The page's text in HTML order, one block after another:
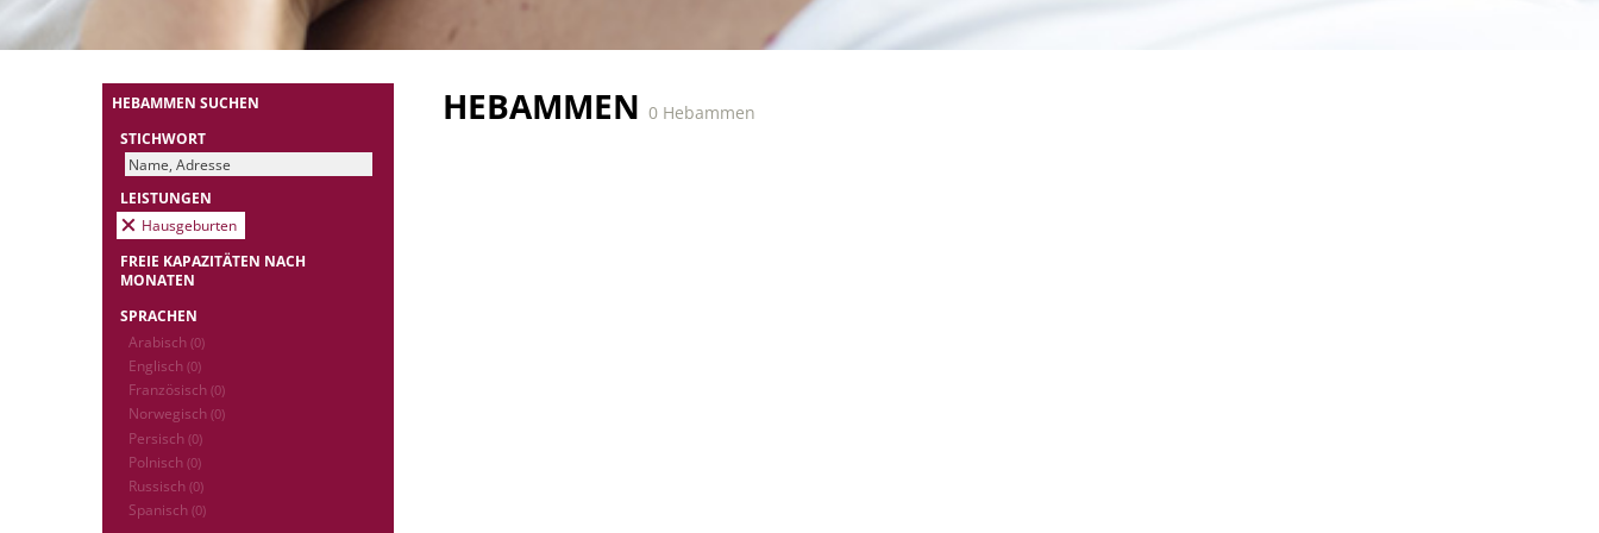
HEBAMMEN SUCHEN
STICHWORT
LEISTUNGEN
Hausgeburten
FREIE KAPAZITÄTEN NACH
MONATEN
SPRACHEN
Arabisch (0)
Englisch (0)
Französisch (0)
Norwegisch (0)
Persisch (0)
Polnisch (0)
Russisch (0)
Spanisch (0)
HEBAMMEN 0 Hebammen